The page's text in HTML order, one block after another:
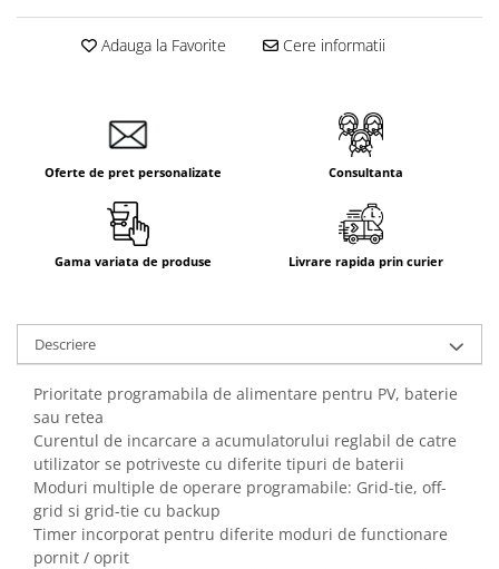
Jgheaburi Metalice Perforate
Aparataj Smart
Livolo
Intrerupatoare Touch / Standard
Intrerupatoare Touch / Standard
Prize Schuko - TV / Date / Media
Prize + Intrerupatoare
Prize
Living Now With Netatmo
Prize si Intrerupatoare
Aparataj Aplicat
Gama Palmyie Viko
Aparataj Clasic
Adauga la Favorite Cere informatii
Oferte de pret personalizate Consultanta
Gama variata de produse Livrare rapida prin curier
Descriere
Prioritate programabila de alimentare pentru PV, baterie
sau retea
Curentul de incarcare a acumulatorului reglabil de catre
utilizator se potriveste cu diferite tipuri de baterii
Moduri multiple de operare programabile: Grid-tie, off-
grid si grid-tie cu backup
Timer incorporat pentru diferite moduri de functionare
pornit / oprit